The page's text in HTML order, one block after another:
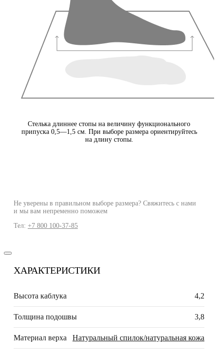
Стелька длиннее стопы на величину функционального
припуска 0,5—1,5 см. При выборе размера ориентируйтесь
на длину стопы.
Не уверены в правильном выборе размера? Свяжитесь с нами
и мы вам непременно поможем
Тел: +7 800 100-37-85
ХАРАКТЕРИСТИКИ
Высота каблука 4,2
Толщина подошвы 3,8
Материал верха Натуральный спилок/натуральная кожа